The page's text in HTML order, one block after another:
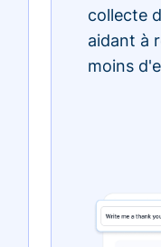
collecte
aidant à
moins